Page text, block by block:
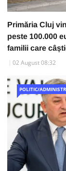
Primăria Cluj
peste 100.000
familii care
02 August 08:32
POLITIC/